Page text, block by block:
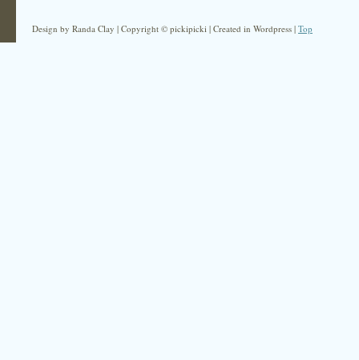
Design by Randa Clay | Copyright © pickipicki | Created in Wordpress | Top